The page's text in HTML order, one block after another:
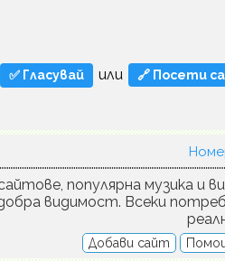
или 🔗 Посети
популярна музика и
видимост. Всеки
Добави сайт